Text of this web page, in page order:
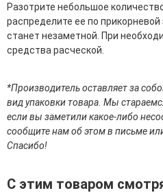
Антицеллюлитные средства
Бальзамы и гели для тела
Гели для душа
Дезодоранты для тела
Кремы для тела
Лосьоны, сыворотки и
Масла для тела
Молочко для тела
Мыло
Скрабы и пилинги для тела
Разотрите небольшое
распределите ее по прикорневой
станет незаметной. При
средства расческой.
*Производитель оставляет за
вид упаковки товара. Мы
если вы заметили какое-либо
сообщите нам об этом в письме
Спасибо!
С этим товаром